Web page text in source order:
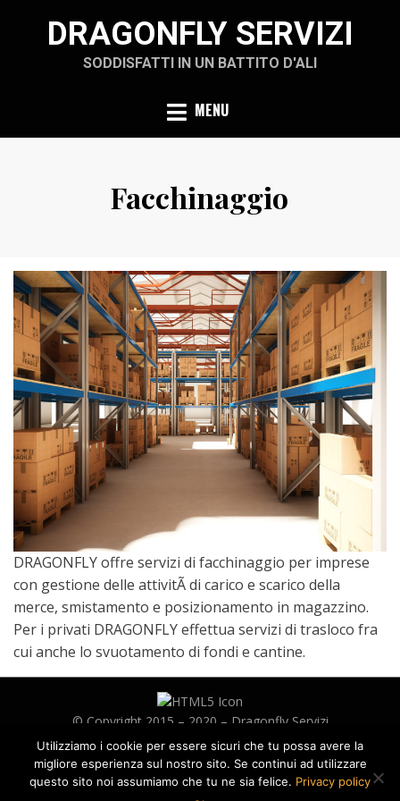
DRAGONFLY SERVIZI
SODDISFATTI IN UN BATTITO D'ALI
MENU
Facchinaggio
DRAGONFLY offre servizi di facchinaggio per imprese
con gestione delle attivitÃ di carico e scarico della
merce, smistamento e posizionamento in magazzino.
Per i privati DRAGONFLY effettua servizi di trasloco fra
cui anche lo svuotamento di fondi e cantine.
© Copyright 2015 – 2020 – Dragonfly Servizi
P.I. 03369990548
Privacy Policy
WebMaster
Utilizziamo i cookie per essere sicuri che tu possa avere la
migliore esperienza sul nostro sito. Se continui ad utilizzare
questo sito noi assumiamo che tu ne sia felice. Privacy policy